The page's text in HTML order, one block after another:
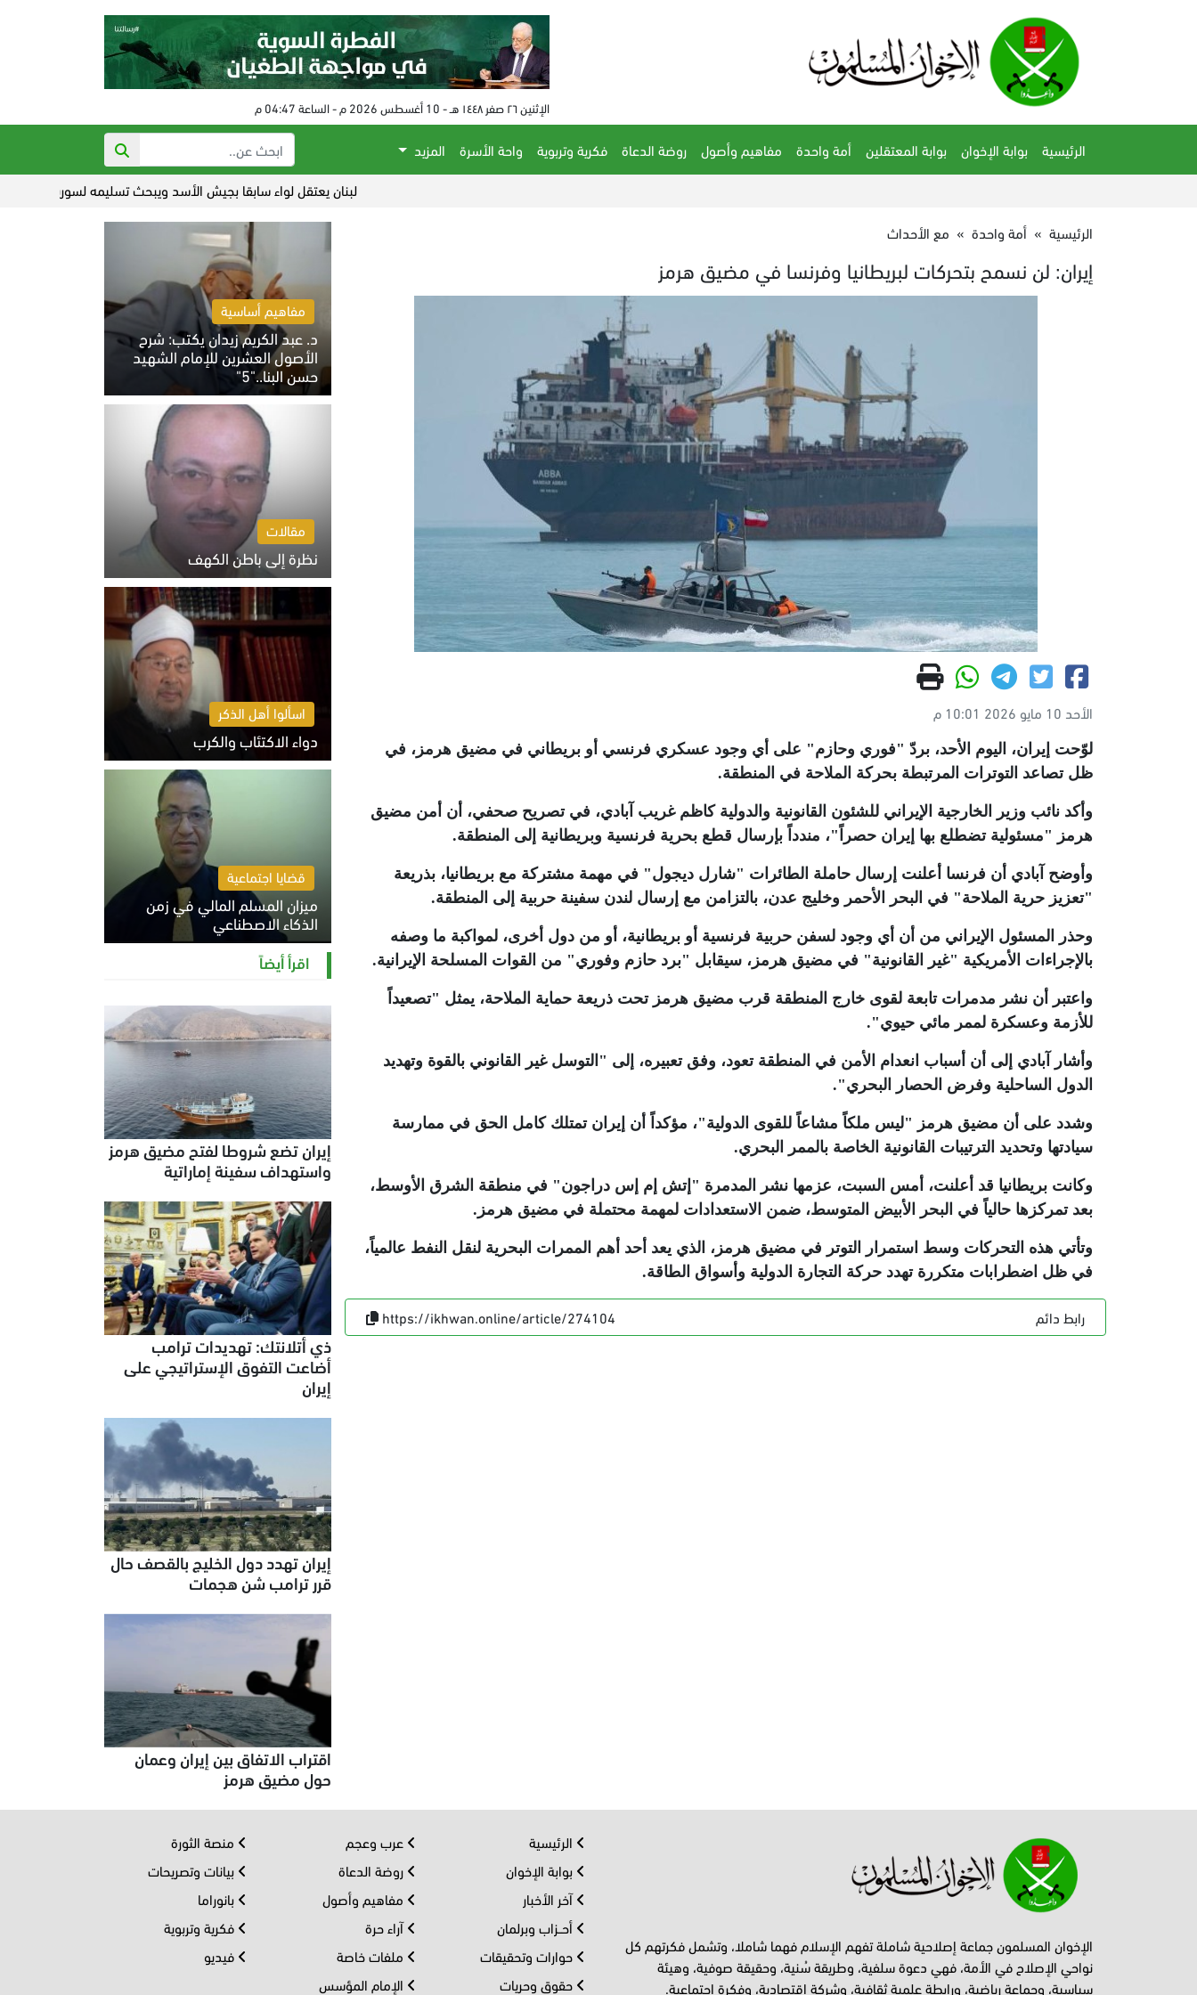
الإثنين ٢٦ صفر ١٤٤٨ هـ - 10 أغسطس 2026 م - الساعة 04:47 م
الرئيسية بوابة الإخوان بوابة المعتقلين أمة واحدة مفاهيم وأصول روضة الدعاة فكرية وتربوية واحة الأسرة
المزيد
لبنان يعتقل لواء سابقا بجيش الأسد ويبحث تسليمه لسورية
الرئيسية » أمة واحدة » مع الأحداث
إيران: لن نسمح بتحركات لبريطانيا وفرنسا في مضيق هرمز
الأحد 10 مايو 2026 10:01 م
لوّحت إيران، اليوم الأحد، بردّ "فوري وحازم" على أي وجود عسكري فرنسي أو بريطاني في مضيق هرمز، في
ظل تصاعد التوترات المرتبطة بحركة الملاحة في المنطقة.
وأكد نائب وزير الخارجية الإيراني للشئون القانونية والدولية كاظم غريب آبادي، في تصريح صحفي، أن أمن مضيق
هرمز "مسئولية تضطلع بها إيران حصراً"، مندداً بإرسال قطع بحرية فرنسية وبريطانية إلى المنطقة.
وأوضح آبادي أن فرنسا أعلنت إرسال حاملة الطائرات "شارل ديجول" في مهمة مشتركة مع بريطانيا، بذريعة
"تعزيز حرية الملاحة" في البحر الأحمر وخليج عدن، بالتزامن مع إرسال لندن سفينة حربية إلى المنطقة.
وحذر المسئول الإيراني من أن أي وجود لسفن حربية فرنسية أو بريطانية، أو من دول أخرى، لمواكبة ما وصفه
بالإجراءات الأمريكية "غير القانونية" في مضيق هرمز، سيقابل "برد حازم وفوري" من القوات المسلحة الإيرانية.
واعتبر أن نشر مدمرات تابعة لقوى خارج المنطقة قرب مضيق هرمز تحت ذريعة حماية الملاحة، يمثل "تصعيداً
للأزمة وعسكرة لممر مائي حيوي".
وأشار آبادي إلى أن أسباب انعدام الأمن في المنطقة تعود، وفق تعبيره، إلى "التوسل غير القانوني بالقوة وتهديد
الدول الساحلية وفرض الحصار البحري".
وشدد على أن مضيق هرمز "ليس ملكاً مشاعاً للقوى الدولية"، مؤكداً أن إيران تمتلك كامل الحق في ممارسة
سيادتها وتحديد الترتيبات القانونية الخاصة بالممر البحري.
وكانت بريطانيا قد أعلنت، أمس السبت، عزمها نشر المدمرة "إتش إم إس دراجون" في منطقة الشرق الأوسط،
بعد تمركزها حالياً في البحر الأبيض المتوسط، ضمن الاستعدادات لمهمة محتملة في مضيق هرمز .
وتأتي هذه التحركات وسط استمرار التوتر في مضيق هرمز، الذي يعد أحد أهم الممرات البحرية لنقل النفط عالمياً،
في ظل اضطرابات متكررة تهدد حركة التجارة الدولية وأسواق الطاقة.
رابط دائم https://ikhwan.online/article/274104
مفاهيم أساسية
د. عبد الكريم زيدان يكتب: شرح
الأصول العشرين للإمام الشهيد
حسن البنا.."5"
السبت 8 أغسطس 2026 10:46 ص
مقالات
نظرة إلى باطن الكهف
السبت 8 أغسطس 2026 11:04 ص
اسألوا أهل الذكر
دواء الاكتئاب والكرب
السبت 8 أغسطس 2026 10:54 ص
قضايا اجتماعية
ميزان المسلم المالي في زمن
الذكاء الاصطناعي
السبت 8 أغسطس 2026 11:21 ص
اقرأ أيضاً
إيران تضع شروطا لفتح مضيق هرمز
واستهداف سفينة إماراتية
ذي أتلانتك: تهديدات ترامب
أضاعت التفوق الإستراتيجي على
إيران
إيران تهدد دول الخليج بالقصف حال
قرر ترامب شن هجمات
اقتراب الاتفاق بين إيران وعمان
حول مضيق هرمز
الإخوان المسلمون جماعة إصلاحية شاملة تفهم الإسلام فهما شاملا، وتشمل فكرتهم كل
نواحي الإصلاح في الأمة، فهي دعوة سلفية، وطريقة سُنية، وحقيقة صوفية، وهيئة
سياسية، وجماعة رياضية، ورابطة علمية ثقافية، وشركة اقتصادية، وفكرة اجتماعية.
الرئيسية
بوابة الإخوان
آخر الأخبار
أحــزاب وبرلمان
حوارات وتحقيقات
حقوق وحريات
عرب وعجم
روضة الدعاة
مفاهيم وأصول
آراء حرة
ملفات خاصة
الإمام المؤسس
منصة الثورة
بيانات وتصريحات
بانوراما
فكرية وتربوية
فيديو